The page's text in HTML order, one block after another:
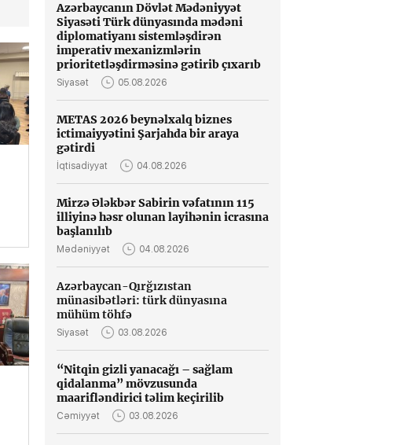
Azərbaycanın Dövlət Mədəniyyət
Siyasəti Türk dünyasında mədəni
diplomatiyanı sistemləşdirən
imperativ mexanizmlərin
prioritetləşdirməsinə gətirib çıxarıb
Siyasət 05.08.2026
METAS 2026 beynəlxalq biznes
ictimaiyyətini Şarjahda bir araya
gətirdi
İqtisadiyyat 04.08.2026
Mirzə Ələkbər Sabirin vəfatının 115
illiyinə həsr olunan layihənin icrasına
başlanılıb
Mədəniyyət 04.08.2026
Azərbaycan-Qırğızıstan
münasibətləri: türk dünyasına
mühüm töhfə
Siyasət 03.08.2026
“Nitqin gizli yanacağı – sağlam
qidalanma” mövzusunda
maarifləndirici təlim keçirilib
Cəmiyyət 03.08.2026